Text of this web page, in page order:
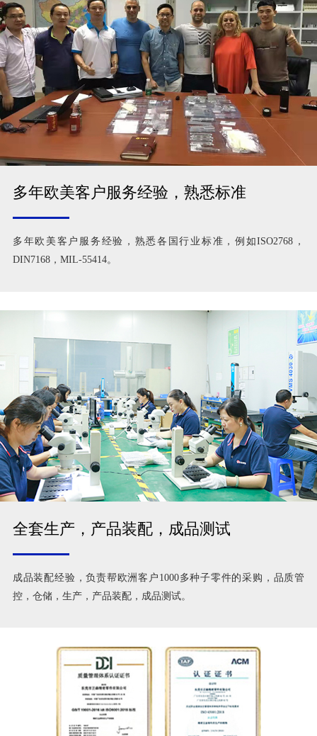
多年欧美客户服务经验，熟悉标准
多年欧美客户服务经验，熟悉各国行业标准，例如ISO2768，
DIN7168，MIL-55414。
全套生产，产品装配，成品测试
成品装配经验，负责帮欧洲客户1000多种子零件的采购，品质管
控，仓储，生产，产品装配，成品测试。